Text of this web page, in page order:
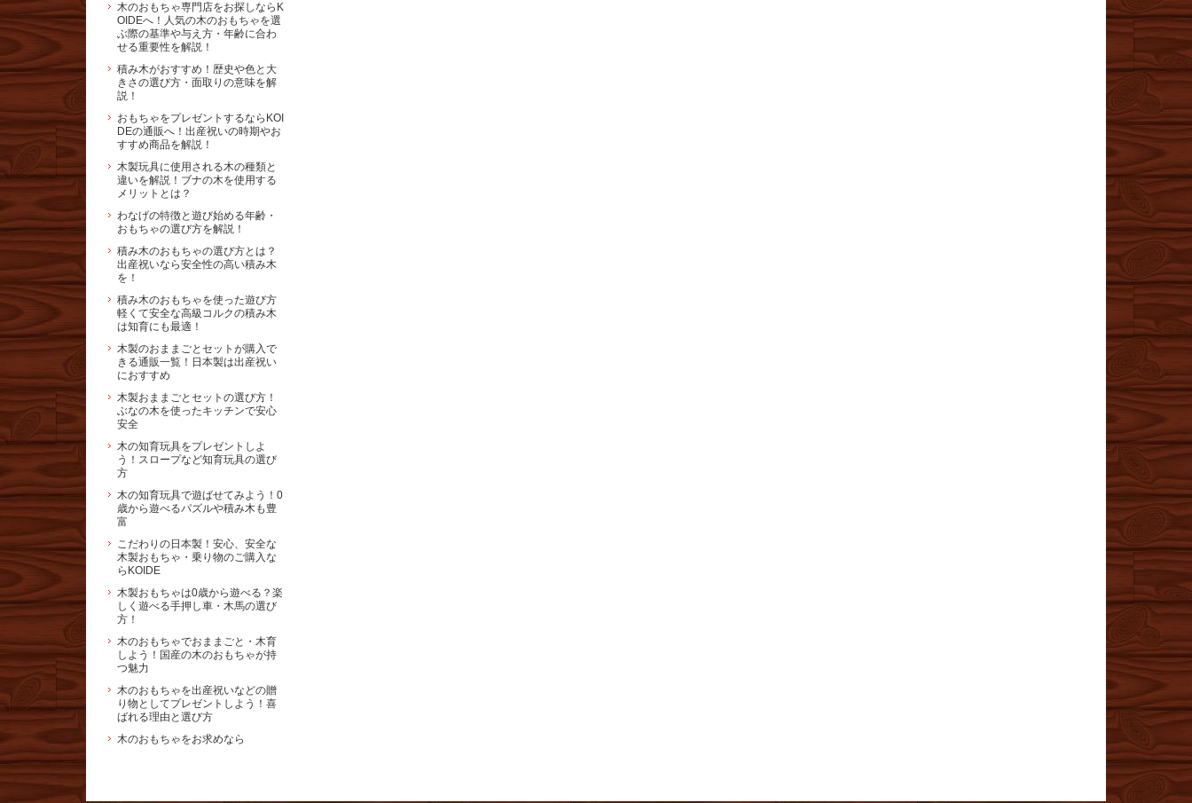
木のおもちゃ専門店をお探しならK
OIDEへ！人気の木のおもちゃを選
ぶ際の基準や与え方・年齢に合わ
せる重要性を解説！
積み木がおすすめ！歴史や色と大
きさの選び方・面取りの意味を解
説！
おもちゃをプレゼントするならKOI
DEの通販へ！出産祝いの時期やお
すすめ商品を解説！
木製玩具に使用される木の種類と
違いを解説！ブナの木を使用する
メリットとは？
わなげの特徴と遊び始める年齢・
おもちゃの選び方を解説！
積み木のおもちゃの選び方とは？
出産祝いなら安全性の高い積み木
を！
積み木のおもちゃを使った遊び方
軽くて安全な高級コルクの積み木
は知育にも最適！
木製のおままごとセットが購入で
きる通販一覧！日本製は出産祝い
におすすめ
木製おままごとセットの選び方！
ぶなの木を使ったキッチンで安心
安全
木の知育玩具をプレゼントしよ
う！スロープなど知育玩具の選び
方
木の知育玩具で遊ばせてみよう！0
歳から遊べるパズルや積み木も豊
富
こだわりの日本製！安心、安全な
木製おもちゃ・乗り物のご購入な
らKOIDE
木製おもちゃは0歳から遊べる？楽
しく遊べる手押し車・木馬の選び
方！
木のおもちゃでおままごと・木育
しよう！国産の木のおもちゃが持
つ魅力
木のおもちゃを出産祝いなどの贈
り物としてプレゼントしよう！喜
ばれる理由と選び方
木のおもちゃをお求めなら